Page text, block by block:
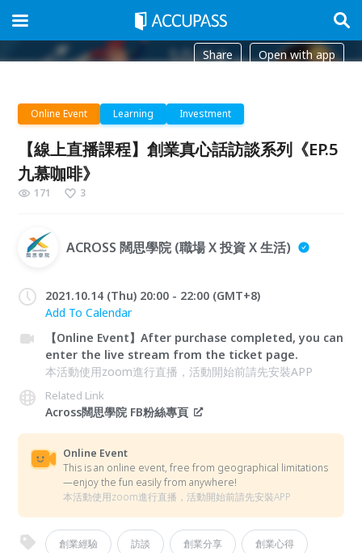
Share Open with app
Online Event Learning Investment
【線上直播課程】創業真心話訪談系列《EP.5
九慕咖啡》
171 3
ACROSS 闊思學院 (職場 X 投資 X 生活)
2021.10.14 (Thu) 20:00 - 22:00 (GMT+8)
Add To Calendar
【Online Event】After purchase completed, you can
enter the live stream from the ticket page.
本活動使用zoom進行直播，活動開始前請先安裝APP
Related Link
Across闊思學院 FB粉絲專頁
Online Event
This is an online event, free from geographical limitations
—enjoy the fun easily from anywhere!
本活動使用zoom進行直播，活動開始前請先安裝APP
創業經驗 訪談 創業分享 創業心得